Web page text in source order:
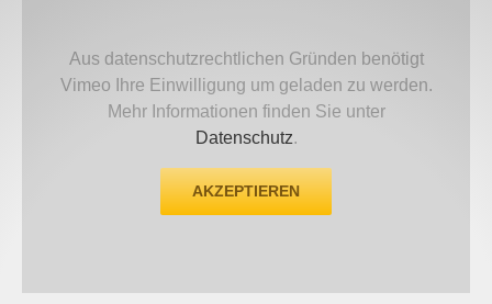
Aus datenschutzrechtlichen Gründen benötigt
Vimeo Ihre Einwilligung um geladen zu werden.
Mehr Informationen finden Sie unter
Datenschutz.
AKZEPTIEREN